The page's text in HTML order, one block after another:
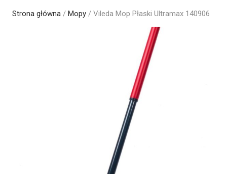
Strona główna / Mopy / Vileda Mop Płaski Ultramax 140906